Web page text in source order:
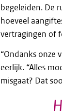
begeleiden. De
hoeveel
vertragingen of
“Ondanks onze
eerlijk. “Alles
misgaat? Dat